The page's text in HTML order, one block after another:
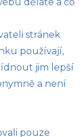
děláte a co
stránek
používají,
jim lepší
a není
pouze